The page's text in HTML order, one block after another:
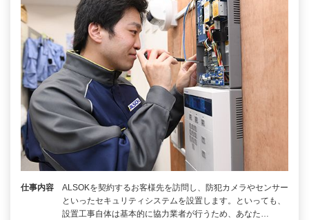
仕事内容
ALSOKを契約するお客様先を訪問し、防犯カメラやセンサー
といったセキュリティシステムを設置します。といっても、
設置工事自体は基本的に協力業者が行うため、あなた…